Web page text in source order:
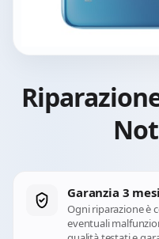
Garanzia 3 mesi
Ogni riparazione è
eventuali